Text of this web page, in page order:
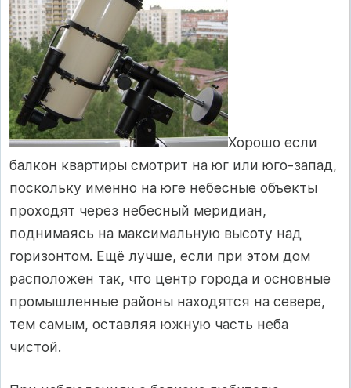
Хорошо если
балкон квартиры смотрит на юг или юго-запад,
поскольку именно на юге небесные объекты
проходят через небесный меридиан,
поднимаясь на максимальную высоту над
горизонтом. Ещё лучше, если при этом дом
расположен так, что центр города и основные
промышленные районы находятся на севере,
тем самым, оставляя южную часть неба
чистой.